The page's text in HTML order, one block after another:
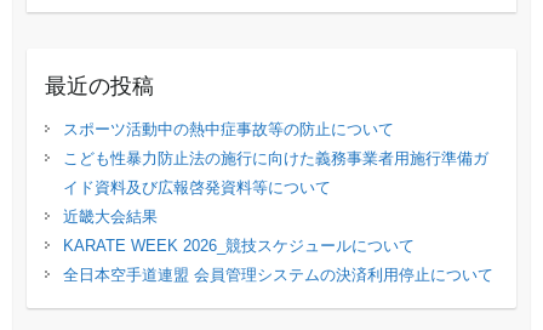
最近の投稿
スポーツ活動中の熱中症事故等の防止について
こども性暴力防止法の施行に向けた義務事業者用施行準備ガ
イド資料及び広報啓発資料等について
近畿大会結果
KARATE WEEK 2026_競技スケジュールについて
全日本空手道連盟 会員管理システムの決済利用停止について